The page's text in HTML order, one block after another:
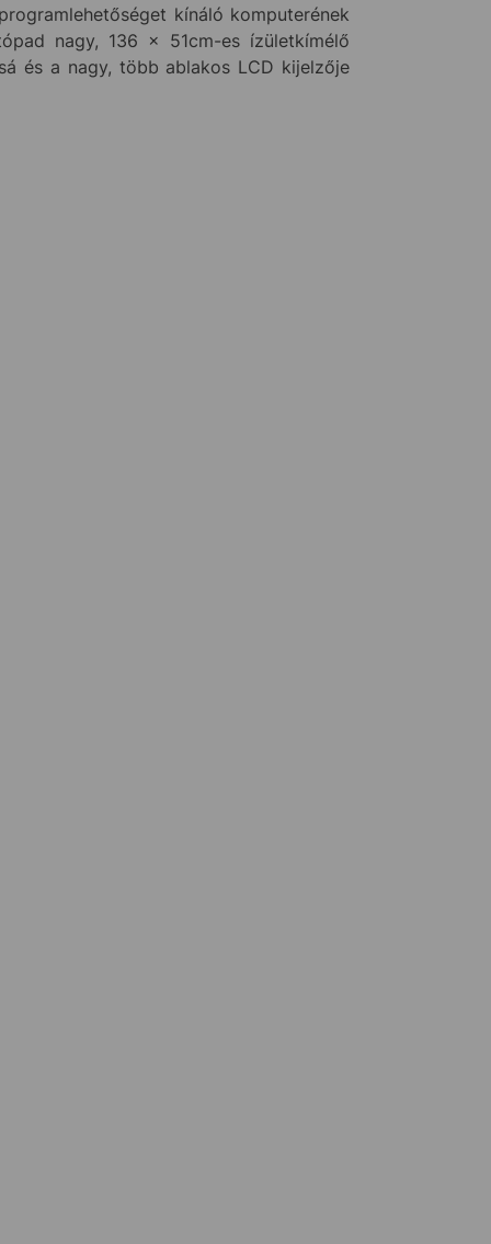
kínáló komputerének
nagy, 136 x 51cm-es ízületkímélő
és a nagy, több ablakos LCD kijelzője